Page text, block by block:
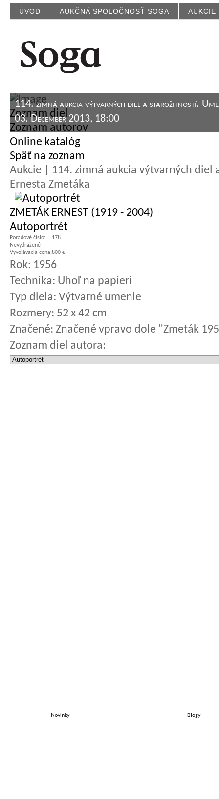
ÚVOD AUKČNÁ SPOLOČNOSŤ SOGA AUKCIE
114. zimná aukcia výtvarných diel a starožitností.
03. December 2013, 18:00
Zoznam diel
Zoznam autorov
Online katalóg
Späť na zoznam
Aukcie | 114. zimná aukcia výtvarných diel
Ernesta Zmetáka
ZMETÁK ERNEST (1919 - 2004)
Autoportrét
Poradové číslo:
178
Nevydražené
Vyvolávacia cena:800 €
Rok: 1956
Technika: Uhoľ na papieri
Typ diela: Výtvarné umenie
Rozmery: 52 x 42 cm
Značené: Značené vpravo dole "Zmeták
Zoznam diel autora:
Novinky Blogy